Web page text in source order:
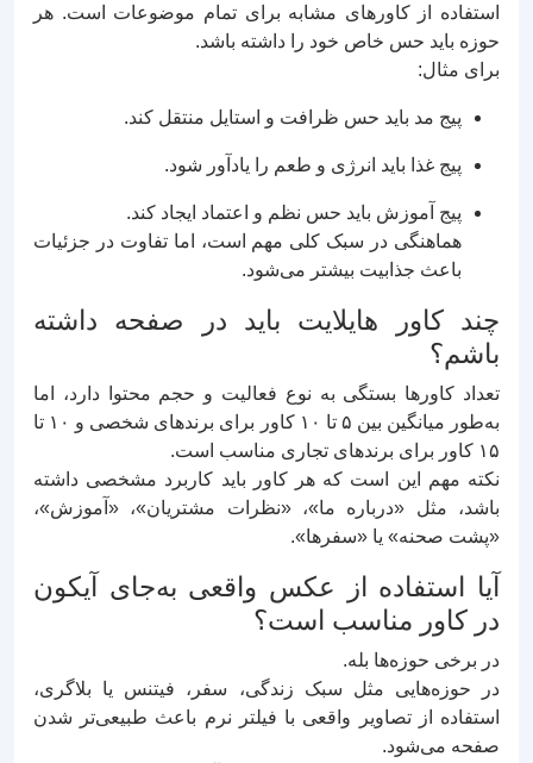
استفاده از کاورهای مشابه برای تمام موضوعات است. هر
حوزه باید حس خاص خود را داشته باشد.
برای مثال:
پیج مد باید حس ظرافت و استایل منتقل کند.
پیج غذا باید انرژی و طعم را یادآور شود.
پیج آموزش باید حس نظم و اعتماد ایجاد کند.
هماهنگی در سبک کلی مهم است، اما تفاوت در جزئیات
باعث جذابیت بیشتر می‌شود.
چند کاور هایلایت باید در صفحه داشته
باشم؟
تعداد کاورها بستگی به نوع فعالیت و حجم محتوا دارد، اما
به‌طور میانگین بین ۵ تا ۱۰ کاور برای برندهای شخصی و ۱۰ تا
۱۵ کاور برای برندهای تجاری مناسب است.
نکته مهم این است که هر کاور باید کاربرد مشخصی داشته
باشد، مثل «درباره ما»، «نظرات مشتریان»، «آموزش»،
«پشت صحنه» یا «سفرها».
آیا استفاده از عکس واقعی به‌جای آیکون
در کاور مناسب است؟
در برخی حوزه‌ها بله.
در حوزه‌هایی مثل سبک زندگی، سفر، فیتنس یا بلاگری،
استفاده از تصاویر واقعی با فیلتر نرم باعث طبیعی‌تر شدن
صفحه می‌شود.